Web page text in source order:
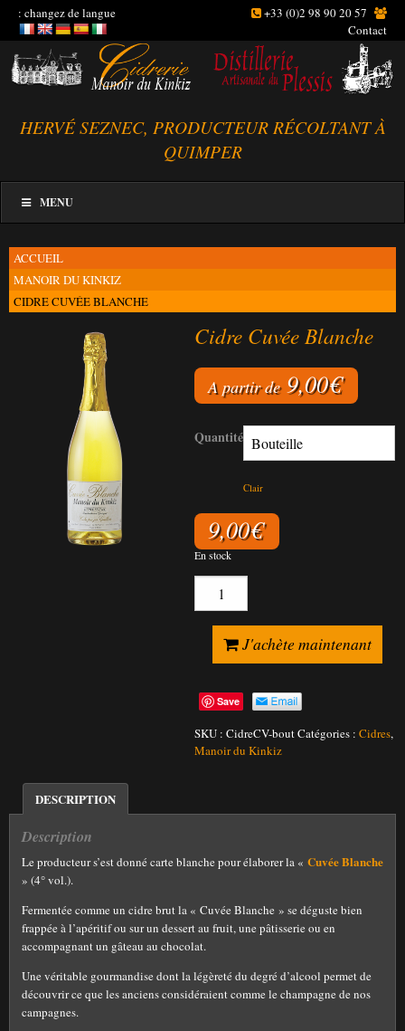
: changez de langue
+33 (0)2 98 90 20 57
Contact
HERVÉ SEZNEC, PRODUCTEUR RÉCOLTANT À
QUIMPER
MENU
ACCUEIL
MANOIR DU KINKIZ
CIDRE CUVÉE BLANCHE
Cidre Cuvée Blanche
A partir de 9,00€
Quantité
Clair
9,00€
En stock
quantité
Cidre
Cuvée
Blanche J'achète maintenant
Save
SKU :CidreCV-boutCatégories :Cidres,
Manoir du Kinkiz
DESCRIPTION
Description
Le producteur s’est donné carte blanche pour élaborer la « Cuvée Blanche
» (4° vol.).
Fermentée comme un cidre brut la « Cuvée Blanche » se déguste bien
frappée à l’apéritif ou sur un dessert au fruit, une pâtisserie ou en
accompagnant un gâteau au chocolat.
Une véritable gourmandise dont la légèreté du degré d’alcool permet de
découvrir ce que les anciens considéraient comme le champagne de nos
campagnes.